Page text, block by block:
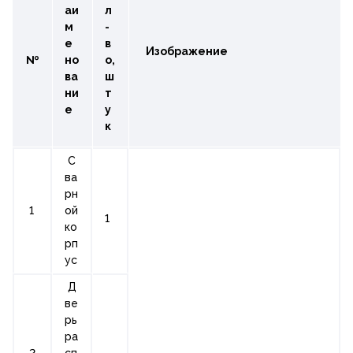
№
аи
м
е
но
ва
ни
е
л
-
в
о,
ш
т
у
к
Изображение
1
С
ва
рн
ой
ко
рп
ус
1
Д
ве
рь
ра